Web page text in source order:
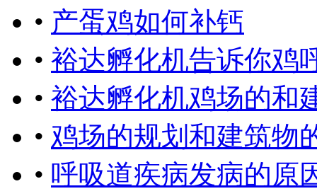
• 产蛋鸡如何补钙
• 裕达孵化机告诉你鸡
• 裕达孵化机鸡场的和
• 鸡场的规划和建筑物
• 呼吸道疾病发病的原